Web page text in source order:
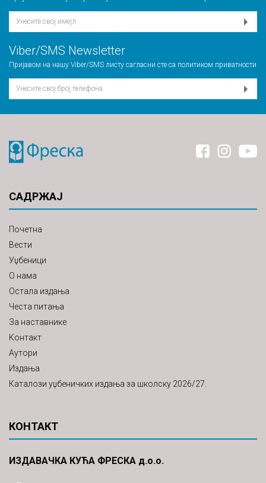
Viber/SMS Newsletter
Пријавом на нашу Viber/SMS листу сагласни сте са политиком приватности
САДРЖАЈ
Почетна
Вести
Уџбеници
О нама
Остала издања
Честа питања
За наставнике
Контакт
Аутори
Издања
Каталози уџбеничких издања за школску 2026/27.
КОНТАКТ
ИЗДАВАЧКА КУЋА ФРЕСКА д.о.о.